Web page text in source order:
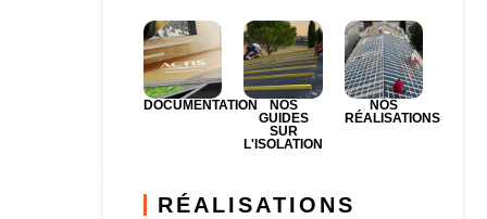
DOCUMENTATION
NOS
GUIDES
SUR
L'ISOLATION
NOS
RÉALISATIONS
RÉALISATIONS